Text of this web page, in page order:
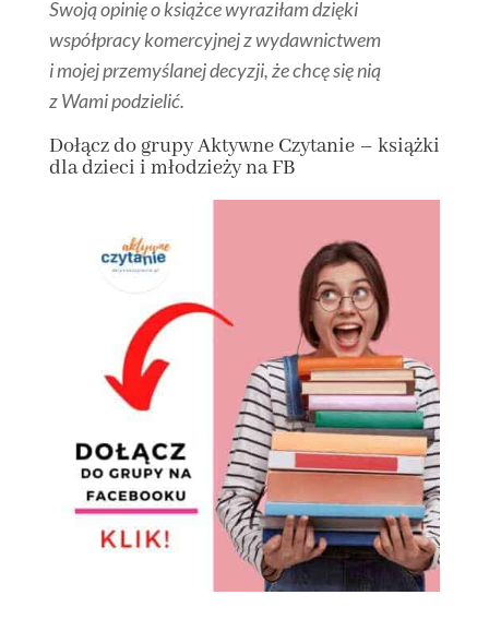
Swoją opinię o książce wyraziłam dzięki
współpracy komercyjnej z wydawnictwem
i mojej przemyślanej decyzji, że chcę się nią
z Wami podzielić.
Dołączdo grupyAktywne Czytanie – książki
dla dzieci i młodzieży na FB